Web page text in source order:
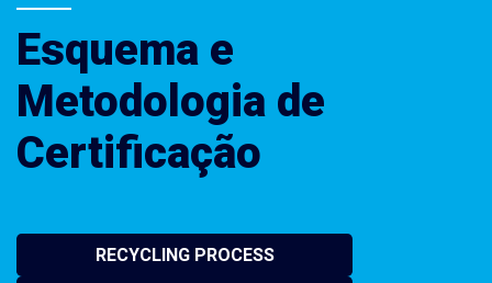
Esquema e
Metodologia de
Certificação
RECYCLING PROCESS